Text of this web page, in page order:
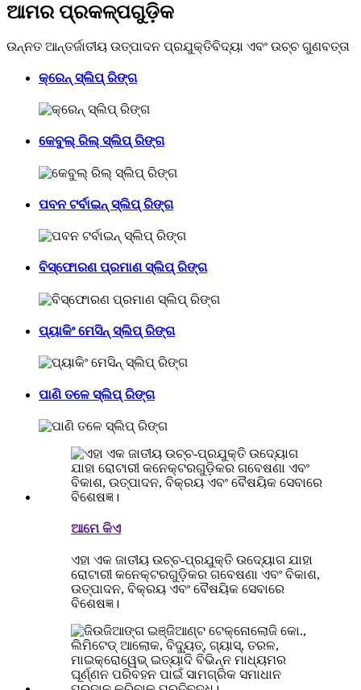
ଆମର ପ୍ରକଳ୍ପଗୁଡ଼ିକ
ଉନ୍ନତ ଆନ୍ତର୍ଜାତୀୟ ଉତ୍ପାଦନ ପ୍ରଯୁକ୍ତିବିଦ୍ୟା ଏବଂ ଉଚ୍ଚ ଗୁଣବତ୍ତା
କ୍ରେନ୍ ସ୍ଲିପ୍ ରିଙ୍ଗ
କେବୁଲ୍ ରିଲ୍ ସ୍ଲିପ୍ ରିଙ୍ଗ
ପବନ ଟର୍ବାଇନ୍ ସ୍ଲିପ୍ ରିଙ୍ଗ
ବିସ୍ଫୋରଣ ପ୍ରମାଣ ସ୍ଲିପ୍ ରିଙ୍ଗ
ପ୍ୟାକିଂ ମେସିନ୍ ସ୍ଲିପ୍ ରିଙ୍ଗ
ପାଣି ତଳେ ସ୍ଲିପ୍ ରିଙ୍ଗ
ଆମେ କିଏ
ଏହା ଏକ ଜାତୀୟ ଉଚ୍ଚ-ପ୍ରଯୁକ୍ତି ଉଦ୍ୟୋଗ ଯାହା
ରୋଟାରୀ କନେକ୍ଟରଗୁଡ଼ିକର ଗବେଷଣା ଏବଂ ବିକାଶ,
ଉତ୍ପାଦନ, ବିକ୍ରୟ ଏବଂ ବୈଷୟିକ ସେବାରେ
ବିଶେଷଜ୍ଞ।